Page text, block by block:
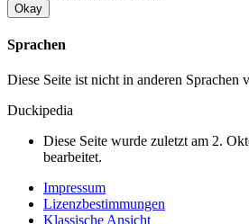
Okay
Sprachen
Diese Seite ist nicht in anderen Sprachen
Duckipedia
Diese Seite wurde zuletzt am 2.
bearbeitet.
Impressum
Lizenzbestimmungen
Klassische Ansicht